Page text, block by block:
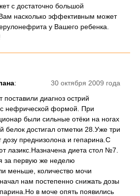
с достаточно большой
Вам насколько эффективным может
у Вашего ребенка.
30 октября 2009 года
:
диагноз острий
нефрической формой. При
были сильные отёки на ногах
белок достигал отметки 28.Уже три
дозу преднизолона и гепарина.С
лазикс.Назначена диета стол №7.
за первую же неделю
меньше, количество мочи
нам постепенно снижать дозы
в моче опять появились